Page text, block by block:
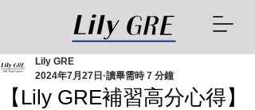
【Lily GRE補習高分心得】
Lily GRE
2024年7月27日 讀畢需時 7 分鐘